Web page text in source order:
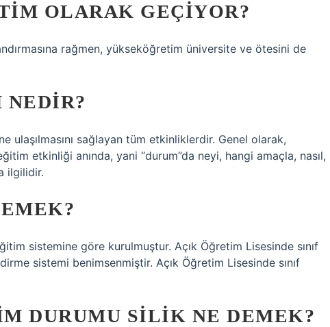
OLARAK GEÇIYOR?
rağmen, yükseköğretim üniversite ve ötesini de
ulaşılmasını sağlayan tüm etkinliklerdir. Genel olarak,
etkinliği anında, yani “durum”da neyi, hangi amaçla, nasıl,
ilgilidir.
sistemine göre kurulmuştur. Açık Öğretim Lisesinde sınıf
sistemi benimsenmiştir. Açık Öğretim Lisesinde sınıf
DURUMU SILIK NE DEMEK?